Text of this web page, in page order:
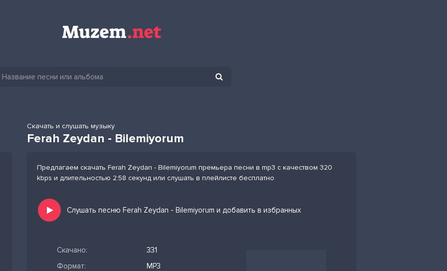
Скачать и слушать музыку
Ferah Zeydan - Bilemiyorum
Предлагаем скачать Ferah Zeydan - Bilemiyorum премьера песни в mp3 с качеством 320
kbps и длительностью 2:58 секунд или слушать в плейлисте бесплатно
Слушать песню Ferah Zeydan - Bilemiyorum и добавить в избранных
Скачано:
331
Формат:
MP3